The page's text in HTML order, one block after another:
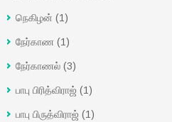
நெகிழன் (1)
நேர்காண (1)
நேர்காணல் (3)
பாபு பிரித்விராஜ் (1)
பாபு பிருத்விராஜ் (1)